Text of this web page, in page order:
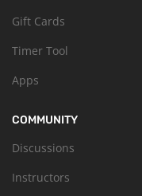
Gift Cards
Timer Tool
Apps
COMMUNITY
Discussions
Instructors